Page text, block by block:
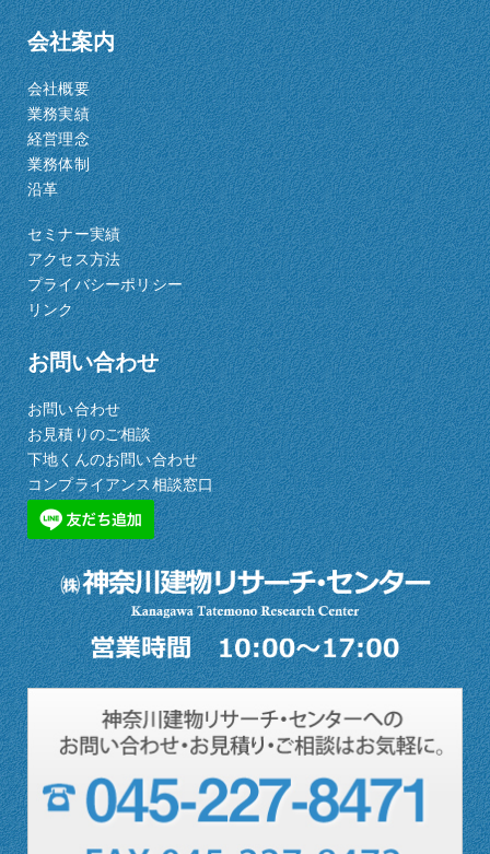
会社案内
会社概要
業務実績
経営理念
業務体制
沿革
セミナー実績
アクセス方法
プライバシーポリシー
リンク
お問い合わせ
お問い合わせ
お見積りのご相談
下地くんのお問い合わせ
コンプライアンス相談窓口